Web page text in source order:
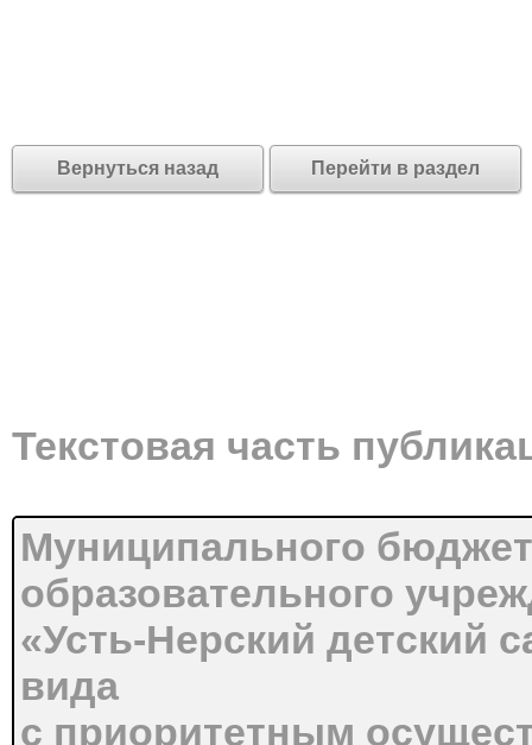
Вернуться назад Перейти в раздел
Текстовая часть
Муниципального
образовательного
«Усть-Нерский детский
вида
с приоритетным